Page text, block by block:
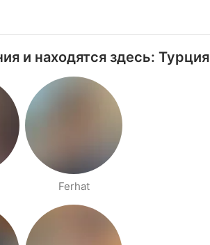
и находятся здесь: Турция
Ferhat